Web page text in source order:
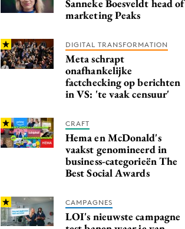
Sanneke Boesveldt head of
marketing Peaks
DIGITAL TRANSFORMATION
Meta schrapt
onafhankelijke
factchecking op berichten
in VS: 'te vaak censuur'
CRAFT
Hema en McDonald's
vaakst genomineerd in
business-categorieën The
Best Social Awards
CAMPAGNES
LOI's nieuwste campagne